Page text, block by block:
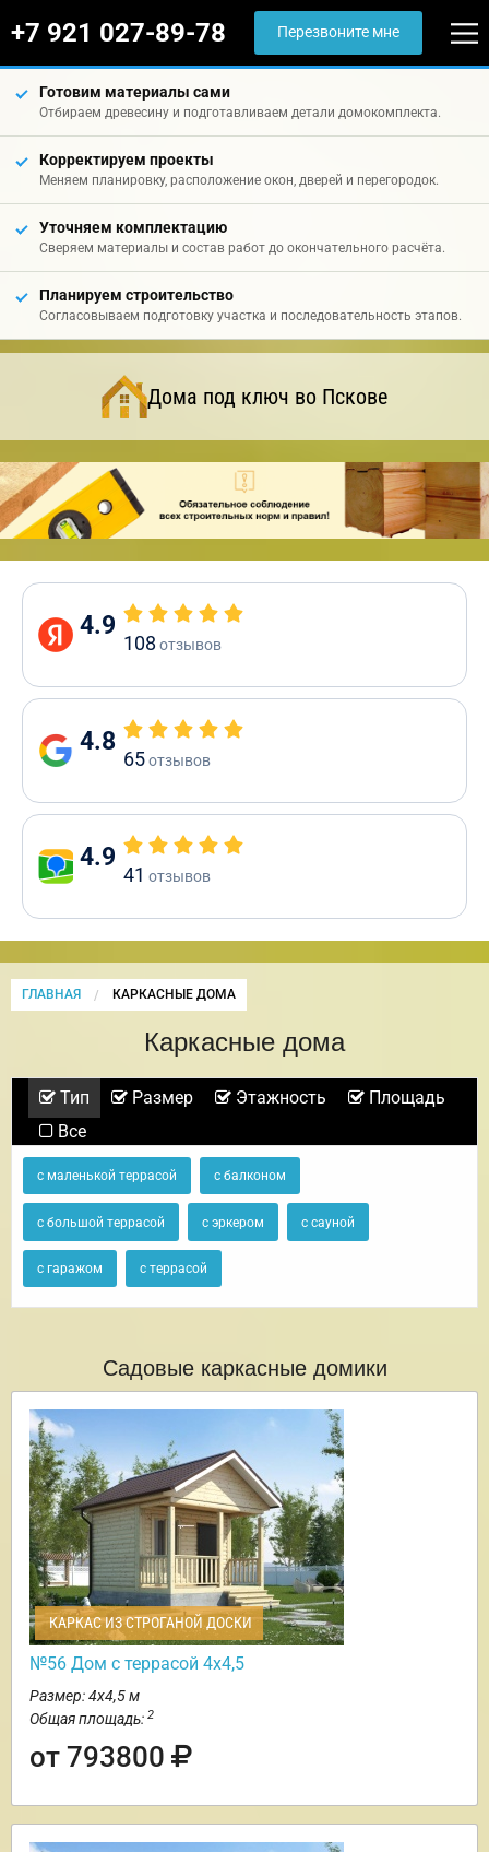
+7 921 027-89-78 Перезвоните мне
Готовим материалы сами
Отбираем древесину и подготавливаем детали домокомплекта.
Корректируем проекты
Меняем планировку, расположение окон, дверей и перегородок.
Уточняем комплектацию
Сверяем материалы и состав работ до окончательного расчёта.
Планируем строительство
Согласовываем подготовку участка и последовательность этапов.
Дома под ключ во Пскове
4.9
108 отзывов
4.8
65отзывов
4.9
41 отзывов
ГЛАВНАЯ CURRENT:
КАРКАСНЫЕ ДОМА
Каркасные дома
Тип Размер Этажность
Площадь
Все
с маленькой террасой с балконом
с большой террасой с эркером с сауной
с гаражом с террасой
Садовые каркасные домики
КАРКАС ИЗ СТРОГАНОЙ ДОСКИ
№56 Дом с террасой 4х4,5
Размер: 4х4,5 м
Общая площадь: 2
от 793800